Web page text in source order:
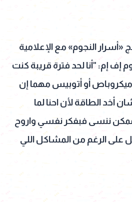
«أسرار النجوم» مع الإعلامية
إف إم: "أنا لحد فترة قريبة كنت
أو أتوبيس مهما إن
أخد الطاقة لأن احنا لما
ممكن ننسى فبفكر نفسي واروح
على الرغم من المشاكل اللي